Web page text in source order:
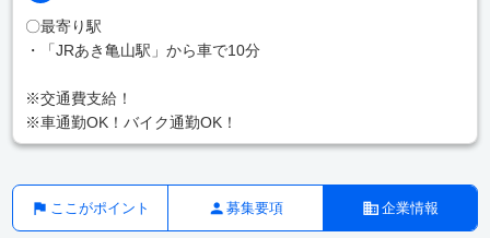
〇最寄り駅
・「JRあき亀山駅」から車で10分
※交通費支給！
※車通勤OK！バイク通勤OK！
ここがポイント 募集要項 企業情報